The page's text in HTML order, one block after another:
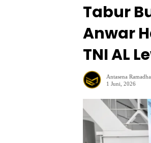
Tabur
Anwar
TNI AL
Antasena
1 Juni, 2026